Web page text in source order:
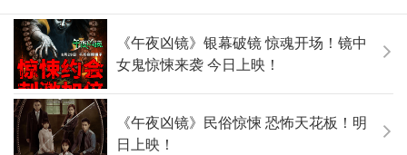
《午夜凶镜》银幕破镜 惊魂开场！镜中
女鬼惊悚来袭 今日上映！
《午夜凶镜》民俗惊悚 恐怖天花板！明
日上映！